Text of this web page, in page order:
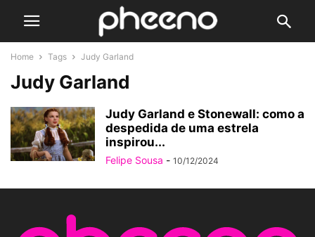
Home Tags Judy Garland
Judy Garland
Judy Garland e Stonewall: como a
despedida de uma estrela
inspirou...
Felipe Sousa - 10/12/2024